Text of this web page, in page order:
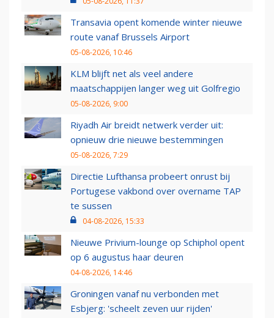
Transavia opent komende winter nieuwe
route vanaf Brussels Airport
05-08-2026, 10:46
KLM blijft net als veel andere
maatschappijen langer weg uit Golfregio
05-08-2026, 9:00
Riyadh Air breidt netwerk verder uit:
opnieuw drie nieuwe bestemmingen
05-08-2026, 7:29
Directie Lufthansa probeert onrust bij
Portugese vakbond over overname TAP
te sussen
04-08-2026, 15:33
Nieuwe Privium-lounge op Schiphol opent
op 6 augustus haar deuren
04-08-2026, 14:46
Groningen vanaf nu verbonden met
Esbjerg: 'scheelt zeven uur rijden'